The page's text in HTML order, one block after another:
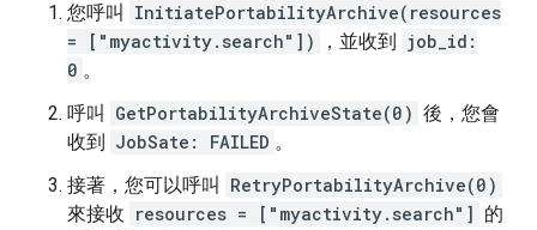
您呼叫
InitiatePortabilityArchive(resources
= ["myactivity.search"])
，並收到 job_id:
0 。
呼叫
GetPortabilityArchiveState(0) 後，您會
收到 JobSate: FAILED 。
接著，您可以呼叫
RetryPortabilityArchive(0)
來接收 resources = ["myactivity.search"] 的